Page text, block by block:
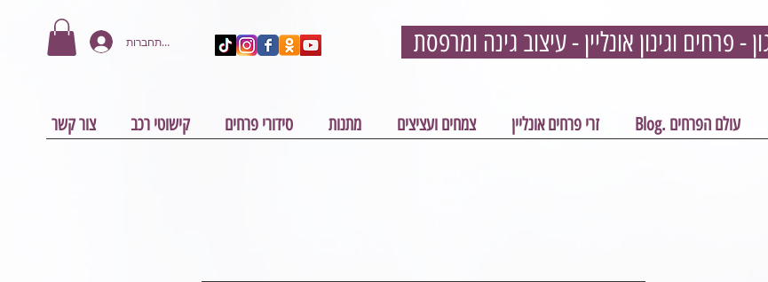
להתחברות
עולם הפרחים .Blog זרי פרחים אונליין צמחים ועציצים מתנות סידורי פרחים קישוטי רכב צור קשר